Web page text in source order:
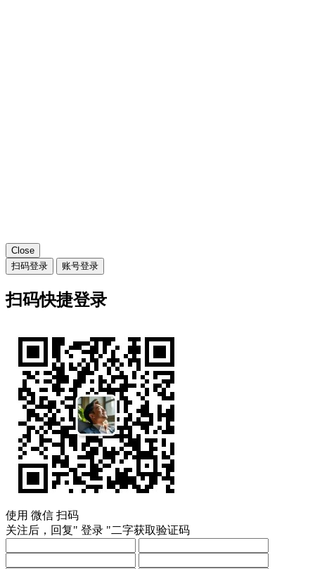
Close
扫码登录
账号登录
扫码快捷登录
使用 微信 扫码
关注后，回复" 登录 "二字获取验证码